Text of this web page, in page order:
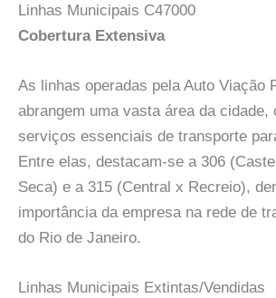
Linhas Municipais C47000
Cobertura Extensiva
As linhas operadas pela Auto Viação
abrangem uma vasta área da cidade,
serviços essenciais de transporte
Entre elas, destacam-se a 306
Seca) e a 315 (Central x Recreio),
importância da empresa na rede de
do Rio de Janeiro.
Linhas Municipais Extintas/Vendidas